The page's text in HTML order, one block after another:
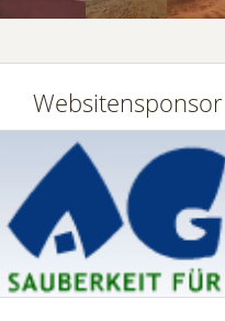
Websitensponsor